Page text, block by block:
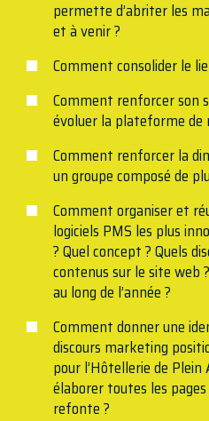
permette d’abriter les
et à venir ?
Comment consolider le
Comment renforcer son
évoluer la plateforme de
Comment renforcer la
un groupe composé de
Comment organiser et
logiciels PMS les plus
? Quel concept ? Quels
contenus sur le site web
au long de l’année ?
Comment donner une
discours marketing
pour l’Hôtellerie de
élaborer toutes les
refonte ?